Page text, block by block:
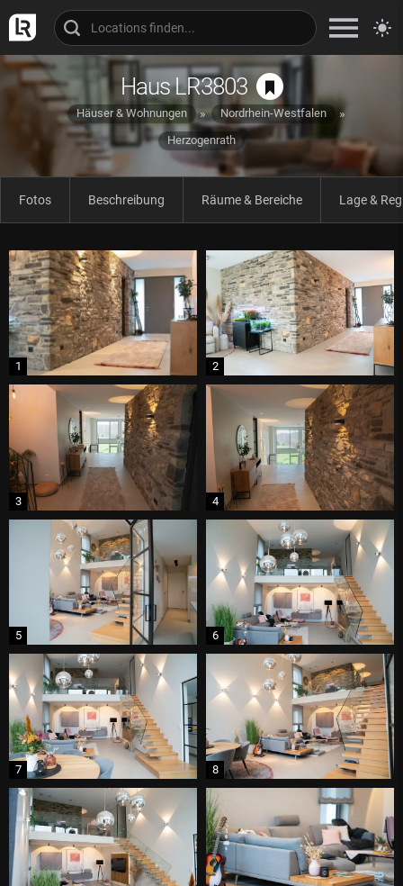
Haus LR3803
Häuser & Wohnungen
Nordrhein-Westfalen
Herzogenrath
Fotos Beschreibung Räume & Bereiche Lage &